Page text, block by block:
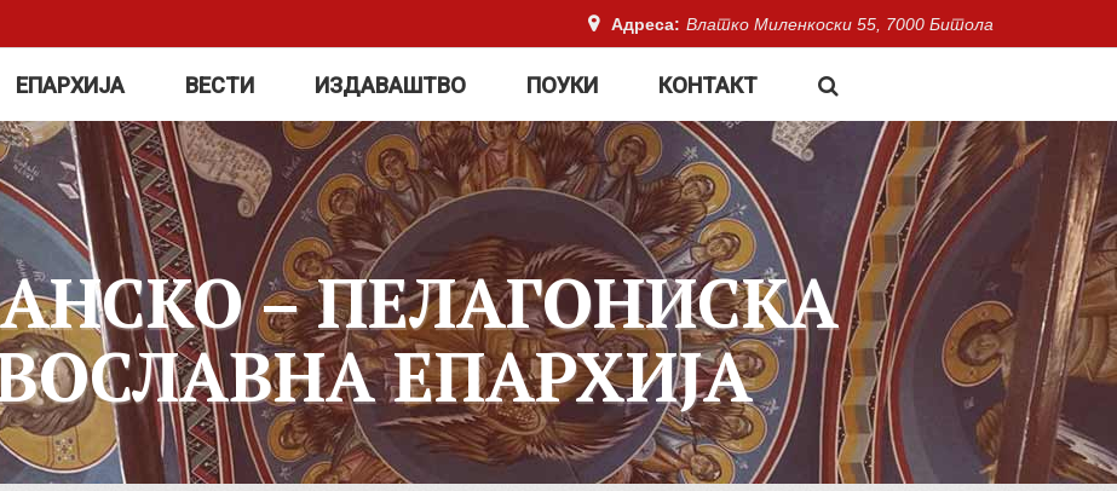
Адреса: Влатко Миленкоски 55, 7000 Битола
ЕПАРХИЈА ВЕСТИ ИЗДАВАШТВО ПОУКИ КОНТАКТ
– ПЕЛАГОНИСКА
ЕПАРХИЈА